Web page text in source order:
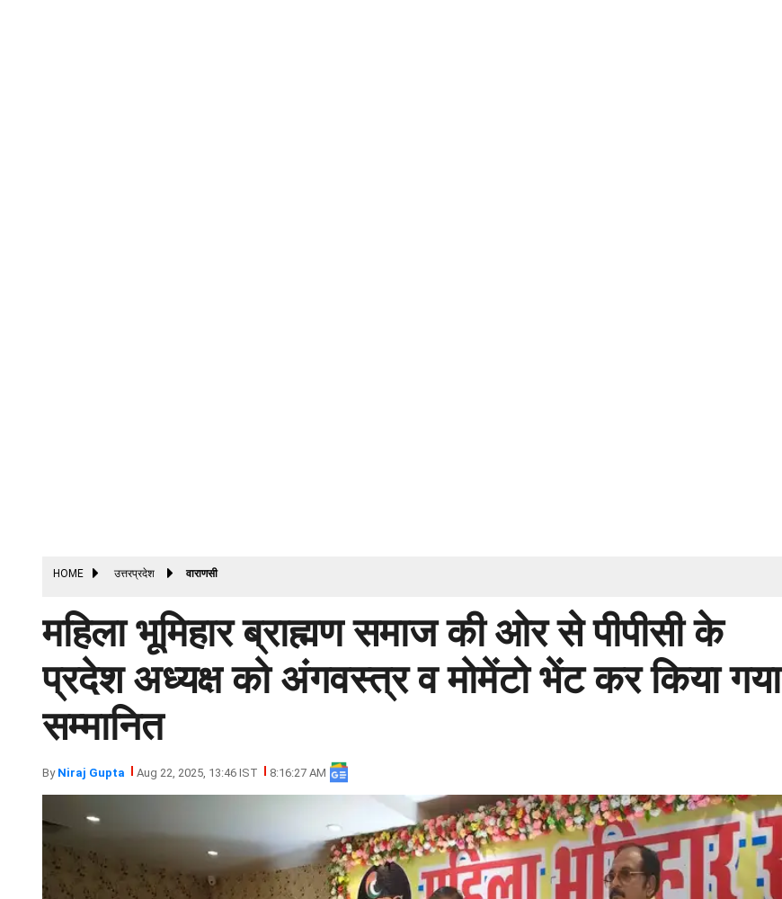
HOME उत्तरप्रदेश वाराणसी
महिला भूमिहार ब्राह्मण समाज की ओर से पीपीसी के
प्रदेश अध्यक्ष को अंगवस्त्र व मोमेंटो भेंट कर किया गया
सम्मानित
By Niraj Gupta Aug 22, 2025, 13:46 IST 8:16:27 AM